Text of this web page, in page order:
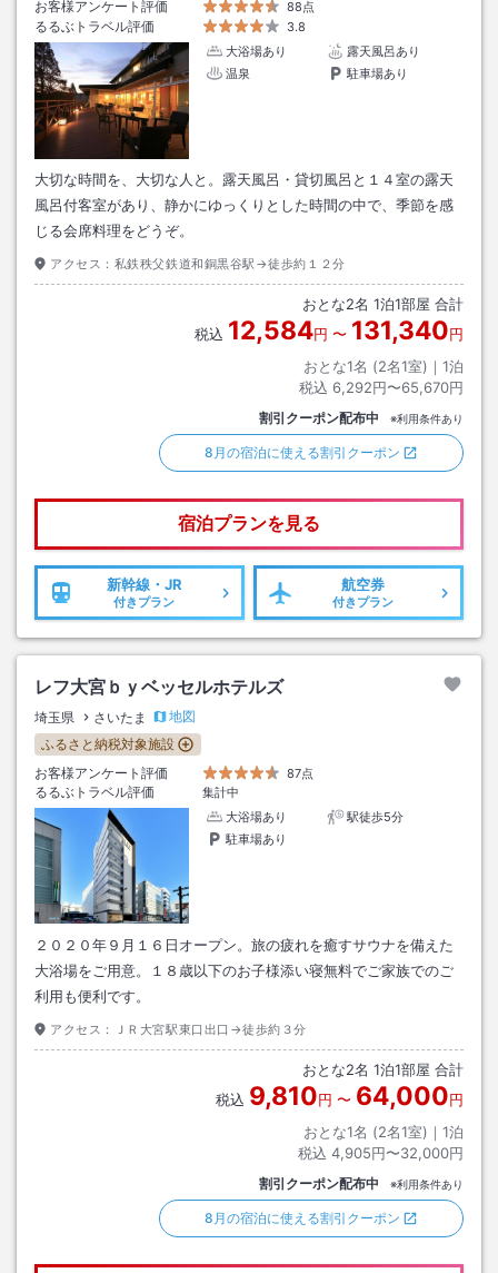
お客様アンケート評価 88点
るるぶトラベル評価
3.8
大浴場あり
露天風呂あり
温泉
駐車場あり
大切な時間を、大切な人と。露天風呂・貸切風呂と１４室の露天
風呂付客室があり、静かにゆっくりとした時間の中で、季節を感
じる会席料理をどうぞ。
アクセス： 私鉄秩父鉄道和銅黒谷駅→徒歩約１２分
おとな2名 1泊1部屋 合計
税込 12,584円 〜 131,340円
おとな1名 (2名1室)｜ 1泊
税込 6,292円〜65,670円
割引クーポン配布中 ※利用条件あり
8月の宿泊に使える割引クーポン
宿泊プランを見る
新幹線・JR
付きプラン
航空券
付きプラン
レフ大宮ｂｙベッセルホテルズ
埼玉県 さいたま
地図
ふるさと納税対象施設
お客様アンケート評価
87点
るるぶトラベル評価
集計中
大浴場あり
駅徒歩5分
駐車場あり
２０２０年９月１６日オープン。旅の疲れを癒すサウナを備えた
大浴場をご用意。１８歳以下のお子様添い寝無料でご家族でのご
利用も便利です。
アクセス： ＪＲ大宮駅東口出口→徒歩約３分
おとな2名 1泊1部屋 合計
税込 9,810円 〜 64,000円
おとな1名 (2名1室)｜ 1泊
税込 4,905円〜32,000円
割引クーポン配布中 ※利用条件あり
8月の宿泊に使える割引クーポン